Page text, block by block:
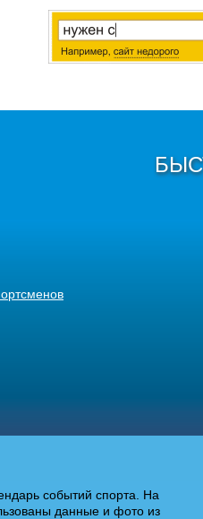
событий спорта. На
данные и фото из